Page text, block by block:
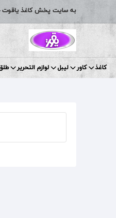
به سایت پخش کاغذ یاقوت
کاغذ کاور لیبل لوازم التحریر